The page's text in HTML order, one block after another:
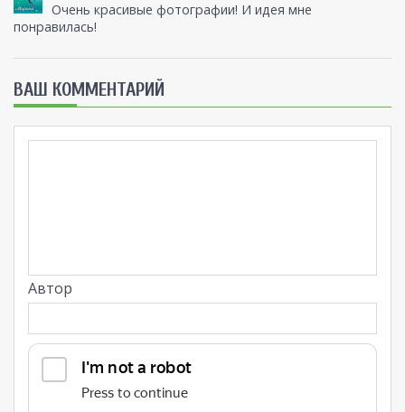
Очень красивые фотографии! И идея мне
понравилась!
ВАШ КОММЕНТАРИЙ
Автор